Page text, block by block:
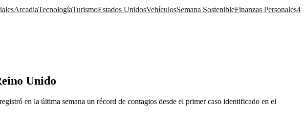
ArcadiaTecnologíaTurismoEstados UnidosVehículosSemana SostenibleFinanzas Personales4
Unido
en la última semana un récord de contagios desde el primer caso identificado en el